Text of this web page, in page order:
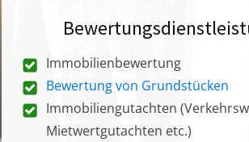
Immobilienbewertung
Bewertung von Grundstücken
Immobiliengutachten
Mietwertgutachten etc.)